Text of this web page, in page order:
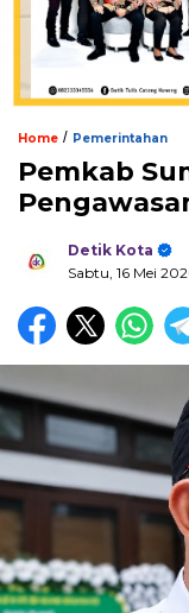
Home / Pemerintahan
Pemkab
Detik Kota
Sabtu, 16 Mei